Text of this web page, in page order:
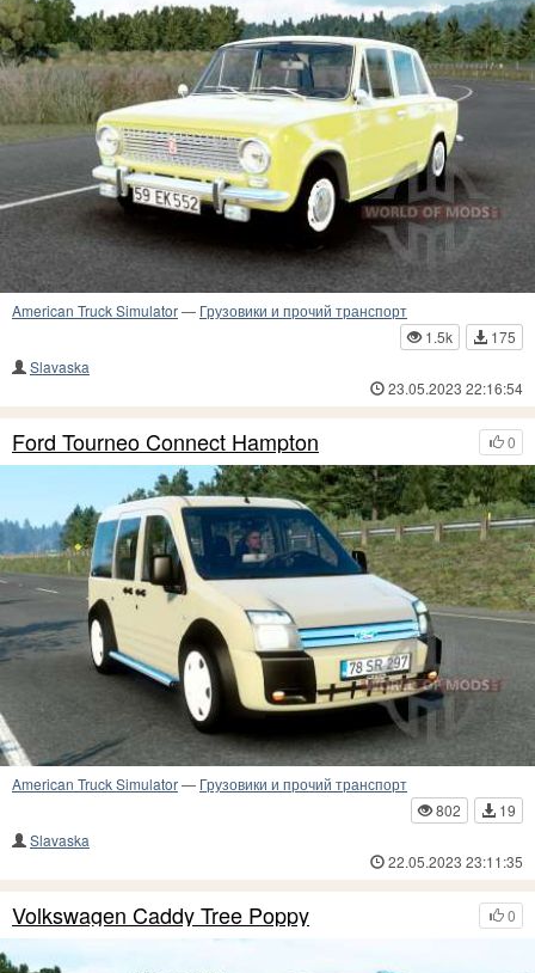
American Truck Simulator— Грузовики и прочий транспорт
1.5k
175
Slavaska
23.05.2023 22:16:54
0
Ford Tourneo Connect Hampton
American Truck Simulator— Грузовики и прочий транспорт
802
19
Slavaska
22.05.2023 23:11:35
0
Volkswagen Caddy Tree Poppy